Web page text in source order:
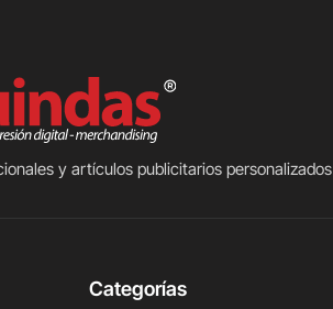
y artículos publicitarios personalizados
Categorías